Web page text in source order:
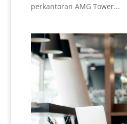
perkantoran AMG Tower...